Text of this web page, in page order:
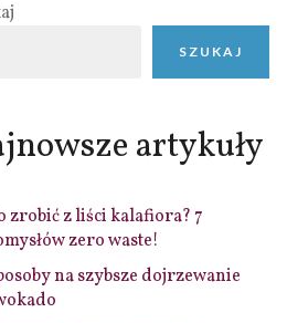
SZUKAJ
artykuły
zrobić z liści kalafiora? 7
zero waste!
na szybsze dojrzewanie